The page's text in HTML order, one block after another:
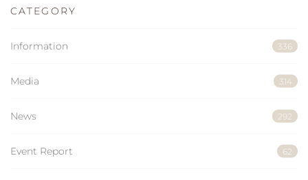
CATEGORY
Information 336
Media 314
News 292
Event Report 62